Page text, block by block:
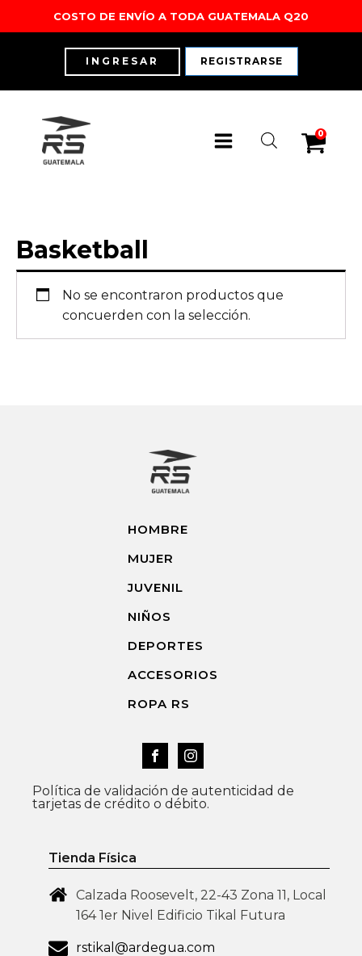
COSTO DE ENVÍO A TODA GUATEMALA Q20
INGRESAR REGISTRARSE
Running
Outdoor Outdoor
0
Basketball
No se encontraron productos que
concuerden con la selección.
HOMBRE
MUJER
JUVENIL
NIÑOS
DEPORTES
ACCESORIOS
ROPA RS
Política de validación de autenticidad de
tarjetas de crédito o débito.
Tienda Física
Calzada Roosevelt, 22-43 Zona 11, Local
164 1er Nivel Edificio Tikal Futura
rstikal@ardegua.com